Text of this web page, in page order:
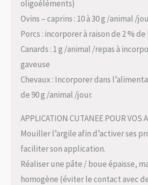
oligoéléments)
Ovins – caprins : 10 à 30 g /animal /
Porcs : incorporer à raison de 2 %
Canards : 1 g /animal /repas à
gaveuse
Chevaux : Incorporer dans
de 90 g /animal /jour.
APPLICATION CUTANEE POUR VOS
Mouiller l’argile afin d’activer ses
faciliter son application.
Réaliser une pâte / boue épaisse,
homogène (éviter le contact avec